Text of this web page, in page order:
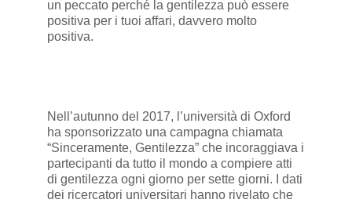
un peccato perché la gentilezza può essere
positiva per i tuoi affari, davvero molto
positiva.
Nell’autunno del 2017, l’università di Oxford
ha sponsorizzato una campagna chiamata
“Sinceramente, Gentilezza” che incoraggiava i
partecipanti da tutto il mondo a compiere atti
di gentilezza ogni giorno per sette giorni. I dati
dei ricercatori universitari hanno rivelato che